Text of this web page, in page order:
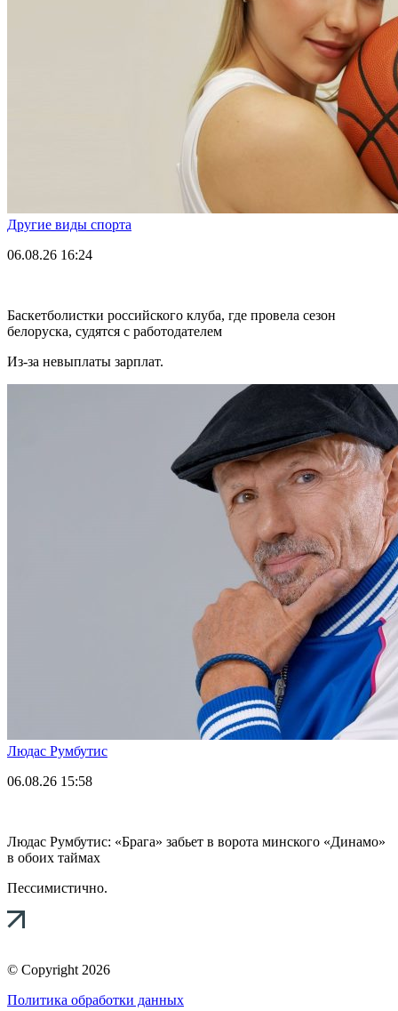
Другие виды спорта
06.08.26 16:24
Баскетболистки российского клуба, где провела сезон
белоруска, судятся с работодателем
Из-за невыплаты зарплат.
Людас Румбутис
06.08.26 15:58
Людас Румбутис: «Брага» забьет в ворота минского «Динамо»
в обоих таймах
Пессимистично.
© Copyright 2026
Политика обработки данных